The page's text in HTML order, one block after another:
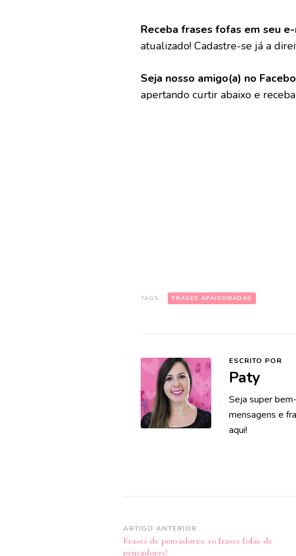
Receba frases fofas em seu
atualizado! Cadastre-se já a
Seja nosso amigo(a) no
apertando curtir abaixo e
TAGS: FRASES APAIXONADAS
ESCRITO POR
Paty
Seja super
mensagens e
aqui!
Navegação
de
ARTIGO ANTERIOR
Frases de pensadores: 10 frases fofas de
pensadores!